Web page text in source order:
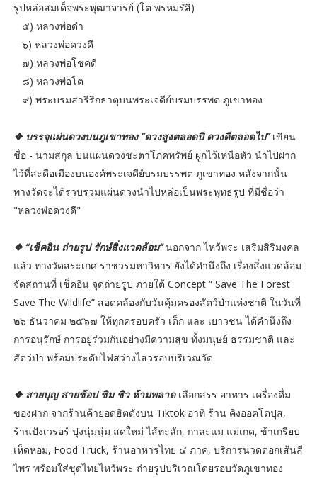
รูปหล่อสมเด็จพระพุฒาจารย์ (โต พรหมรํสี)
๕) หลวงพ่อดำ
๖) หลวงพ่อดวงดี
๗) หลวงพ่อโชคดี
๘) หลวงพ่อโต
๙) พระบรมสารีริกธาตุบนพระเจดีย์บรมบรรพต ภูเขาทอง
❖ บรรจุแผ่นดวงบนภูเขาทอง “ดวงสูงตลอดปี ดวงดีตลอดไป”เขียน
ชื่อ - นามสกุล บนแผ่นดวงชะตาโภคทรัพย์ ผูกไว้เหนือหัว นำไปฝาก
ไว้ที่สะดือเมืองบนองค์พระเจดีย์บรมบรรพต ภูเขาทอง หลังจากนั้น
ทางวัดจะได้รวบรวมแผ่นดวงนำไปหล่อเป็นพระพุทธรูป ที่มีชื่อว่า
"หลวงพ่อดวงดี"
❖ “เช็คอิน ถ่ายรูป รักษ์สิ่งแวดล้อม”นอกจาก ไหว้พระ เสริมสิริมงคล
แล้ว ทางวัดสระเกศ ราชวรมหาวิหาร ยังได้คำนึงถึง เรื่องสิ่งแวดล้อม
จัดสถานที่ เช็คอิน จุดถ่ายรูป ภายใต้ Concept “ Save The Forest
Save The Wildlife” สอดคล้องกับวันคุ้มครองสัตว์ป่าแห่งชาติ ในวันที่
๒๖ ธันวาคม ๒๕๖๗ ให้ทุกครอบครัว เด็ก และ เยาวชน ได้คำนึงถึง
การอนุรักษ์ การอยู่ร่วมกันอย่างมีความสุข ทั้งมนุษย์ ธรรมชาติ และ
สัตว่ป่า พร้อมประดับไฟสว่างไสวรอบบริเวณวัด
❖ สายบุญ สายช้อป ชิม ชิว ห้ามพลาด เลือกสรร อาหาร เครื่องดื่ม
ของฝาก จากร้านค้ายอดฮิตดังบน Tiktok อาทิ ร้าน คิงออคโตปุส,
ร้านปังเวรอร์ ปุงนุ่มนุ่ม สดใหม่ ไส้ทะลัก, กาละแม แม่เกด, ข้าเกรียบ
เห็ดหอม, Food Truck, ร้านอาหารไทย ๔ ภาค, บริการนวดตอกเส้นสี
ไพร พร้อมใส่ชุดไทยไหว้พระ ถ่ายรูปบริเวณโดยรอบวัดภูเขาทอง